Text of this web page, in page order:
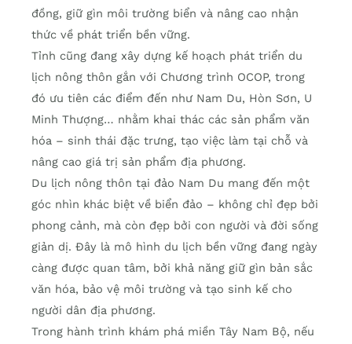
đồng, giữ gìn môi trường biển và nâng cao nhận
thức về phát triển bền vững.
Tỉnh cũng đang xây dựng kế hoạch phát triển du
lịch nông thôn gắn với Chương trình OCOP, trong
đó ưu tiên các điểm đến như Nam Du, Hòn Sơn, U
Minh Thượng… nhằm khai thác các sản phẩm văn
hóa – sinh thái đặc trưng, tạo việc làm tại chỗ và
nâng cao giá trị sản phẩm địa phương.
Du lịch nông thôn tại đảo Nam Du mang đến một
góc nhìn khác biệt về biển đảo – không chỉ đẹp bởi
phong cảnh, mà còn đẹp bởi con người và đời sống
giản dị. Đây là mô hình du lịch bền vững đang ngày
càng được quan tâm, bởi khả năng giữ gìn bản sắc
văn hóa, bảo vệ môi trường và tạo sinh kế cho
người dân địa phương.
Trong hành trình khám phá miền Tây Nam Bộ, nếu